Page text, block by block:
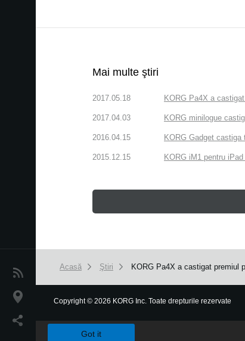
Locaţie
Mai multe ştiri
2017.05.18 KORG Pa4X a
2017.04.03 KORG minilogue
2016.04.15 KORG Gadget
2015.12.15 KORG iM1 pentru
Acasă Ştiri KORG Pa4X a castigat premiul
Copyright© 2026 KORG Inc. Toate drepturile rezervate
Got it